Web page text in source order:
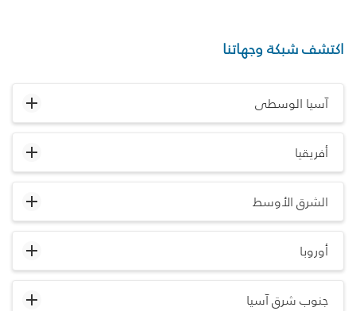
اكتشف شبكة وجهاتنا
آسيا الوسطى
أفريقيا
الشرق الأوسط
أوروبا
جنوب شرق آسيا